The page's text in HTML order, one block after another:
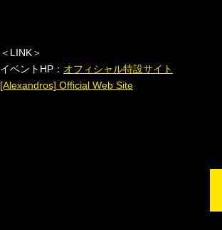
＜ LINK＞
イベント HP ： オフィシャル特設サイト
[Alexandros] Official Web Site